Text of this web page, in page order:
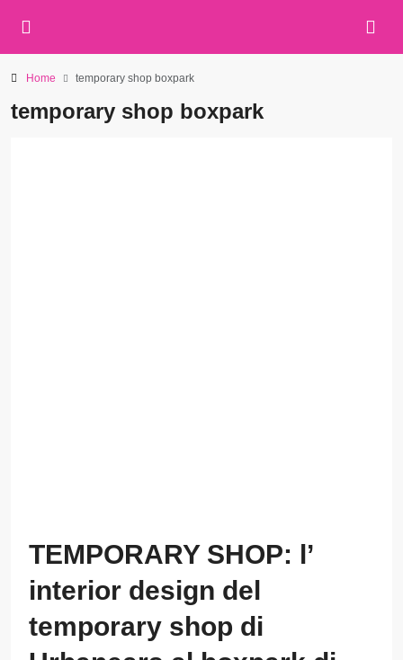
Home temporary shop boxpark
temporary shop boxpark
TEMPORARY SHOP: l’
interior design del
temporary shop di